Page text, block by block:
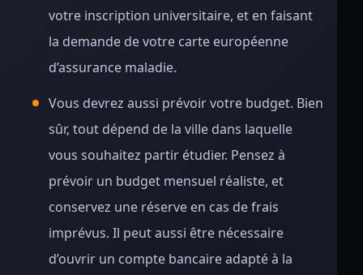
votre inscription universitaire, et en faisant
la demande de votre carte européenne
d’assurance maladie.
Vous devrez aussi prévoir votre budget. Bien
sûr, tout dépend de la ville dans laquelle
vous souhaitez partir étudier. Pensez à
prévoir un budget mensuel réaliste, et
conservez une réserve en cas de frais
imprévus. Il peut aussi être nécessaire
d’ouvrir un compte bancaire adapté à la